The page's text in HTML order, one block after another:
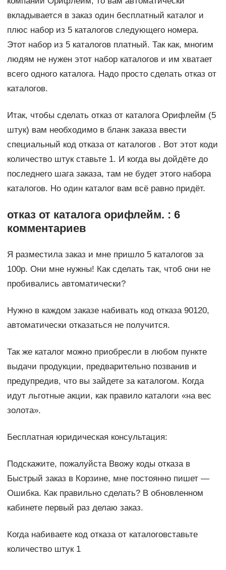
вкладывается в заказ один бесплатный каталог и
плюс набор из 5 каталогов следующего номера.
Этот набор из 5 каталогов платный. Так как, многим
людям не нужен этот набор каталогов и им хватает
всего одного каталога. Надо просто сделать отказ от
каталогов.
Итак, чтобы сделать отказ от каталога Орифлейм (5
штук) вам необходимо в бланк заказа ввести
специальный код отказа от каталогов . Вот этот коди
количество штук ставьте 1. И когда вы дойдёте до
последнего шага заказа, там не будет этого набора
каталогов. Но один каталог вам всё равно придёт.
отказ от каталога орифлейм. : 6
комментариев
Я разместила заказ и мне пришло 5 каталогов за
100р. Они мне нужны! Как сделать так, чтоб они не
пробивались автоматически?
Нужно в каждом заказе набивать код отказа 90120,
автоматически отказаться не получится.
Так же каталог можно приобресли в любом пункте
выдачи продукции, предварительно позванив и
предупредив, что вы зайдете за каталогом. Когда
идут льготные акции, как правило каталоги «на вес
золота».
Бесплатная юридическая консультация:
Подскажите, пожалуйста Ввожу коды отказа в
Быстрый заказ в Корзине, мне постоянно пишет —
Ошибка. Как правильно сделать? В обновленном
кабинете первый раз делаю заказ.
Когда набиваете код отказа от каталоговставьте
количество штук 1